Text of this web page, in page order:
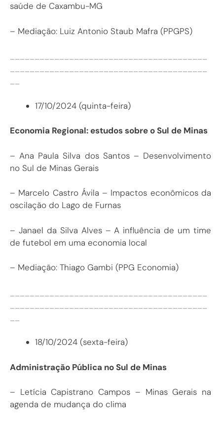
saúde de Caxambu-MG
– Mediação: Luiz Antonio Staub Mafra (PPGPS)
________________________________________
________________________________________
__
17/10/2024 (quinta-feira)
Economia Regional: estudos sobre o Sul de Minas
– Ana Paula Silva dos Santos – Desenvolvimento
no Sul de Minas Gerais
– Marcelo Castro Ávila – Impactos econômicos da
oscilação do Lago de Furnas
– Janael da Silva Alves – A influência de um time
de futebol em uma economia local
– Mediação: Thiago Gambi (PPG Economia)
18/10/2024 (sexta-feira)
Administração Pública no Sul de Minas
– Letícia Capistrano Campos – Minas Gerais na
agenda de mudança do clima